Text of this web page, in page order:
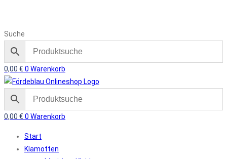
Suche
0,00 € 0 Warenkorb
0,00 € 0 Warenkorb
Start
Klamotten